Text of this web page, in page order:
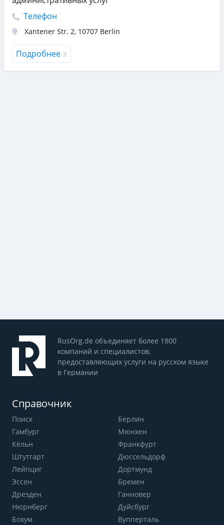
Телефон
Xantener Str. 2, 10707 Berlin
Подробнее
RusOrg.de объединяет более 1800
компаний и специалистов,
предоставляющих услуги на русском языке
в Германии
Справочник
Поиск
Берлин
Гамбург
Мюнхен
Кёльн
Франкфурт
Штутгарт
Дюссельдорф
Лейпциг
Дортмунд
Эссен
Бремен
Дрезден
Ганновер
Нюрнберг
Дуйсбург
Бохум
Вупперталь